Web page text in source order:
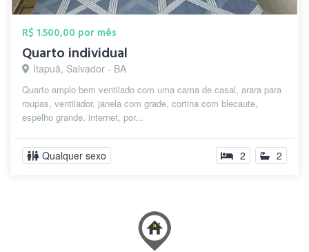
R$ 1.500,00 por mês
Quarto individual
Itapuã, Salvador - BA
Quarto amplo bem ventilado com uma cama de casal, arara para
roupas, ventilador, janela com grade, cortina com blecaute,
espelho grande, internet, por...
Qualquer sexo 2 2